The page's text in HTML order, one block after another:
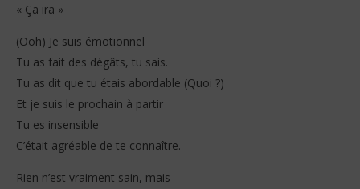
« Ça ira »
(Ooh) Je suis émotionnel
Tu as fait des dégâts, tu sais.
Tu as dit que tu étais abordable (Quoi ?)
Et je suis le prochain à partir
Tu es insensible
C’était agréable de te connaître.
Rien n’est vraiment sain, mais